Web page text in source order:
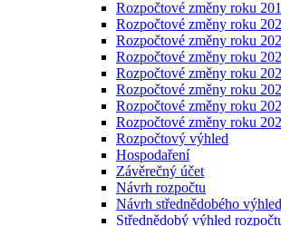
Rozpočtové změny roku
Rozpočtové změny roku
Rozpočtové změny roku
Rozpočtové změny roku
Rozpočtové změny roku
Rozpočtové změny roku
Rozpočtové změny roku
Rozpočtové změny roku
Rozpočtový výhled
Hospodaření
Závěrečný účet
Návrh rozpočtu
Návrh střednědobého
Střednědobý výhled